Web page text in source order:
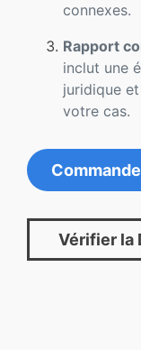
connexes.
Rapport
inclut une
juridique
votre cas.
Vérifier la